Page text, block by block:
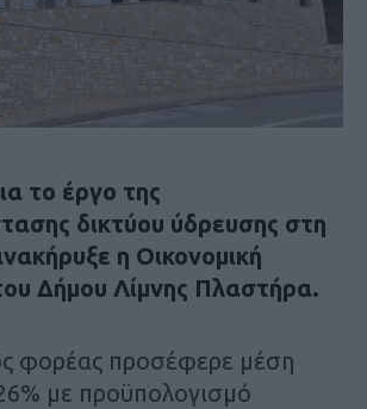
το έργο της
δικτύου ύδρευσης στη
η Οικονομική
Δήμου Λίμνης Πλαστήρα.
φορέας προσέφερε μέση
με προϋπολογισμό